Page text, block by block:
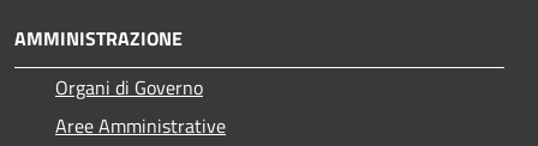
AMMINISTRAZIONE
Organi di Governo
Aree Amministrative